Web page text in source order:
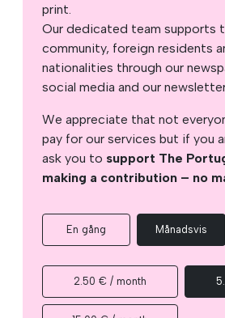
print.
Our dedicated team supports
community, foreign residents
nationalities through our
social media and our
We appreciate that not
pay for our services but if you
ask you to support The
making a contribution – no
En gång Månadsvis
2.50 € / month